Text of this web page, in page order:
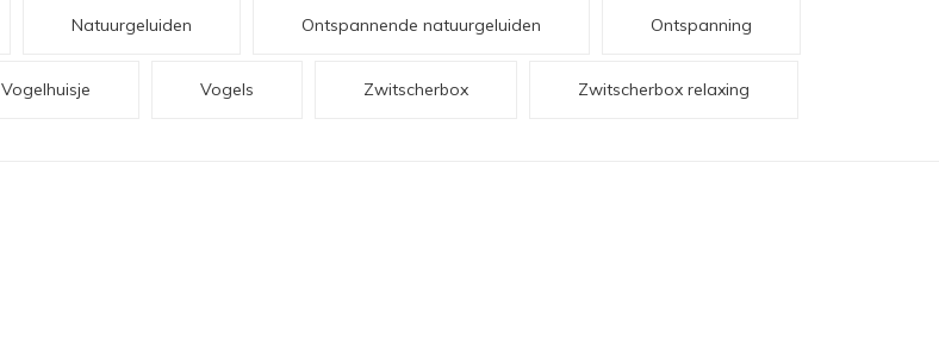
Natuurgeluiden Ontspannende natuurgeluiden Ontspanning
Vogelhuisje Vogels Zwitscherbox Zwitscherbox relaxing